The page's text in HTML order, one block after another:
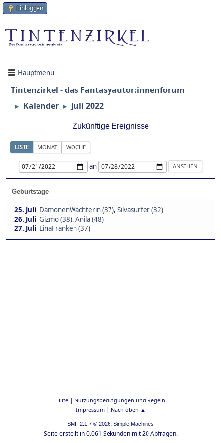
Einloggen
Hauptmenü
Tintenzirkel - das Fantasyautor:innenforum
► Kalender ► Juli 2022
Zukünftige Ereignisse
LISTE MONAT WOCHE
an
Geburtstage
25. Juli: DämonenWächterin (37), Silvasurfer (32)
26. Juli: Gizmo (38), Anila (48)
27. Juli: LinaFranken (37)
Hilfe| Nutzungsbedingungen und Regeln
Impressum| Nach oben ▲
SMF 2.1.7 © 2026, Simple Machines
Seite erstellt in 0.061 Sekunden mit 20 Abfragen.